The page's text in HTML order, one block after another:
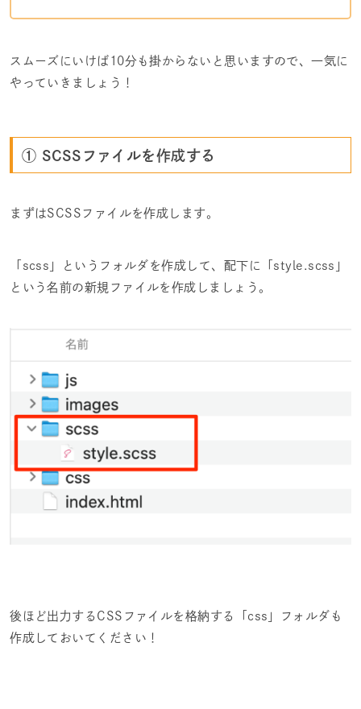
スムーズにいけば10分も掛からないと思いますので、一気に
やっていきましょう！
① SCSSファイルを作成する
まずはSCSSファイルを作成します。
「scss」というフォルダを作成して、配下に「style.scss」
という名前の新規ファイルを作成しましょう。
後ほど出力するCSSファイルを格納する「css」フォルダも
作成しておいてください！